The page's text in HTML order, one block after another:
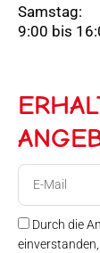
Samstag:
9:00 bis
Durch die